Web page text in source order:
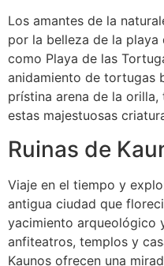
Los amantes de la
por la belleza de la playa
como Playa de las
anidamiento de tortugas
prístina arena de la
estas majestuosas
Ruinas de
Viaje en el tiempo y
antigua ciudad que
yacimiento arqueológico
anfiteatros, templos y
Kaunos ofrecen una